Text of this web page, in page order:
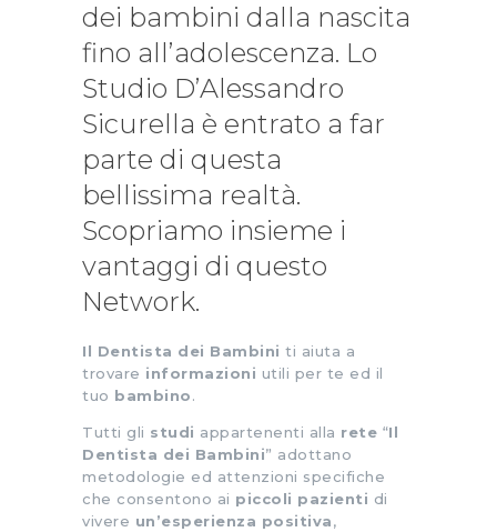
dei bambini dalla nascita
fino all’adolescenza. Lo
Studio D’Alessandro
Sicurella è entrato a far
parte di questa
bellissima realtà.
Scopriamo insieme i
vantaggi di questo
Network.
­­­­­­­­­­­­­­­Il Dentista dei Bambini ti aiuta a
trovare informazioni utili per te ed il
tuo bambino.
Tutti gli studi appartenenti alla rete “Il
Dentista dei Bambini” adottano
metodologie ed attenzioni specifiche
che consentono ai piccoli pazienti di
vivere un’esperienza positiva,